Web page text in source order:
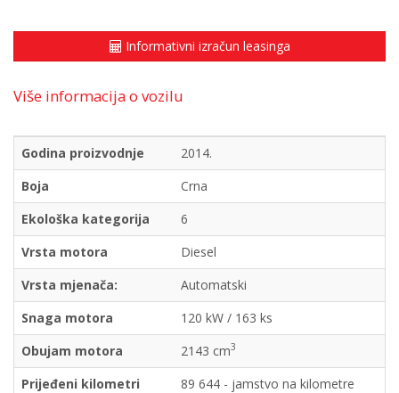
Informativni izračun leasinga
Više informacija o vozilu
Godina proizvodnje
2014.
Boja
Crna
Ekološka kategorija
6
Vrsta motora
Diesel
Vrsta mjenača:
Automatski
Snaga motora
120 kW / 163 ks
Obujam motora
2143 cm3
Prijeđeni kilometri
89 644 - jamstvo na kilometre